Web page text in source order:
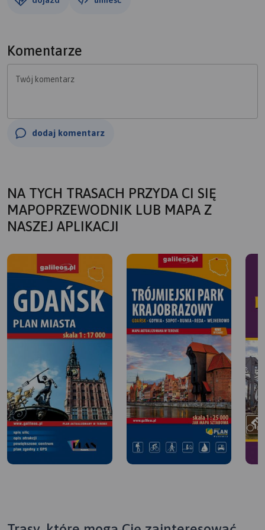
Komentarze
Twój komentarz
dodaj komentarz
NA TYCH TRASACH PRZYDA CI SIĘ
MAPOPRZEWODNIK LUB MAPA Z
NASZEJ APLIKACJI